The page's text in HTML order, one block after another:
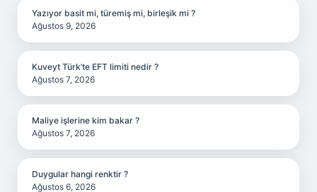
Yazıyor basit mi, türemiş mi, birleşik mi ?
Ağustos 9, 2026
Kuveyt Türk’te EFT limiti nedir ?
Ağustos 7, 2026
Maliye işlerine kim bakar ?
Ağustos 7, 2026
Duygular hangi renktir ?
Ağustos 6, 2026